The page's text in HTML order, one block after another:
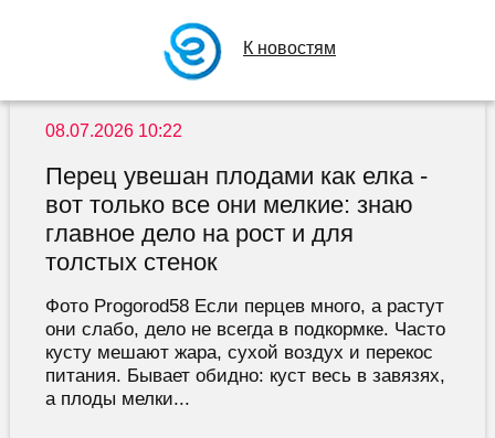
К новостям
08.07.2026 10:22
Перец увешан плодами как елка -
вот только все они мелкие: знаю
главное дело на рост и для
толстых стенок
Фото Progorod58 Если перцев много, а растут
они слабо, дело не всегда в подкормке. Часто
кусту мешают жара, сухой воздух и перекос
питания. Бывает обидно: куст весь в завязях,
а плоды мелки...